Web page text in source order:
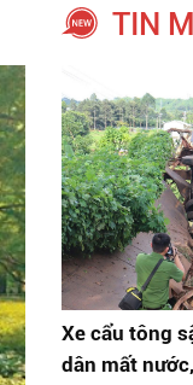
TIN
Xe cẩu tông
dân mất